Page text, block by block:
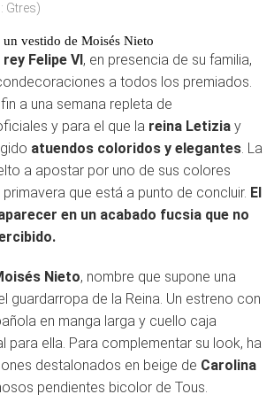
Gtres)
vestido de Moisés Nieto
rey Felipe VI, en presencia de su familia,
a todos los premiados.
a una semana repleta de
y para el que la reina Letizia y
atuendos coloridos y elegantes. La
a apostar por uno de sus colores
que está a punto de concluir. El
en un acabado fucsia que no
Nieto, nombre que supone una
guardarropa de la Reina. Un estreno con
en manga larga y cuello caja
para ella. Para complementar su look, ha
destalonados en beige de Carolina
pendientes bicolor de Tous.